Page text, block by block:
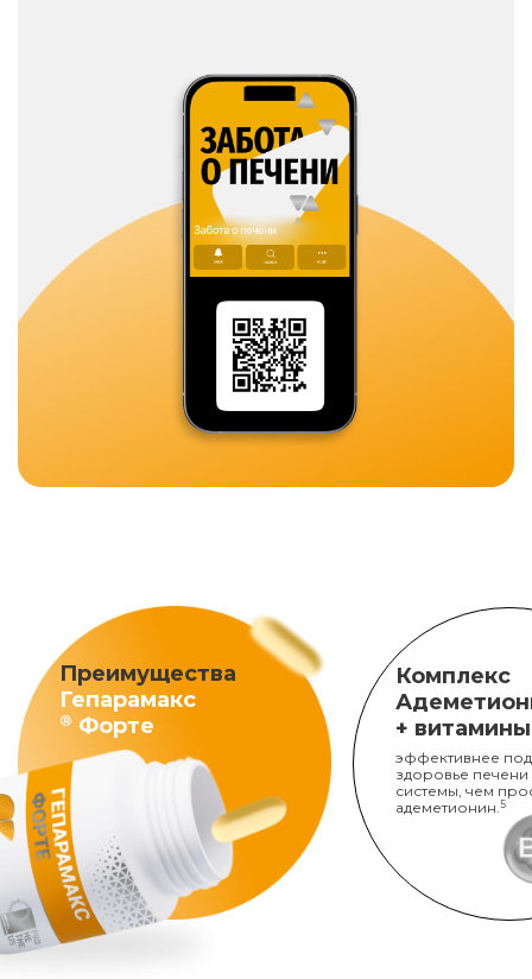
Преимущества
Гепарамакс
® Форте
Комплекс
+
эффективнее
здоровье печени
системы, чем
адеметионин. 5